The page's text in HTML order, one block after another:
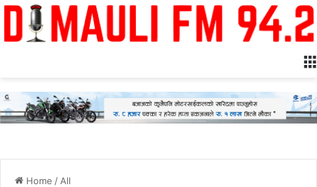
Home / All